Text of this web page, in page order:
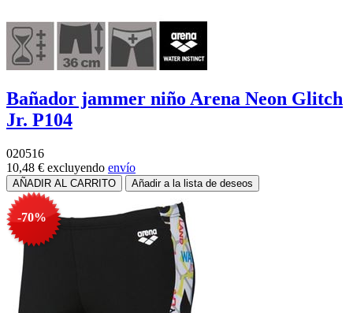
Bañador jammer niño Arena Neon Glitch
Jr. P104
020516
10,48 € excluyendo envío
-70%